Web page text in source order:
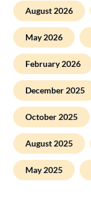
August 2026
May 2026
February 2026
December 2025
October 2025
August 2025
May 2025